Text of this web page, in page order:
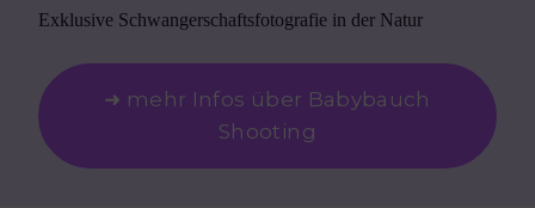
Exklusive Schwangerschaftsfotografie in der Natur
➜ mehr Infos über Babybauch
Shooting